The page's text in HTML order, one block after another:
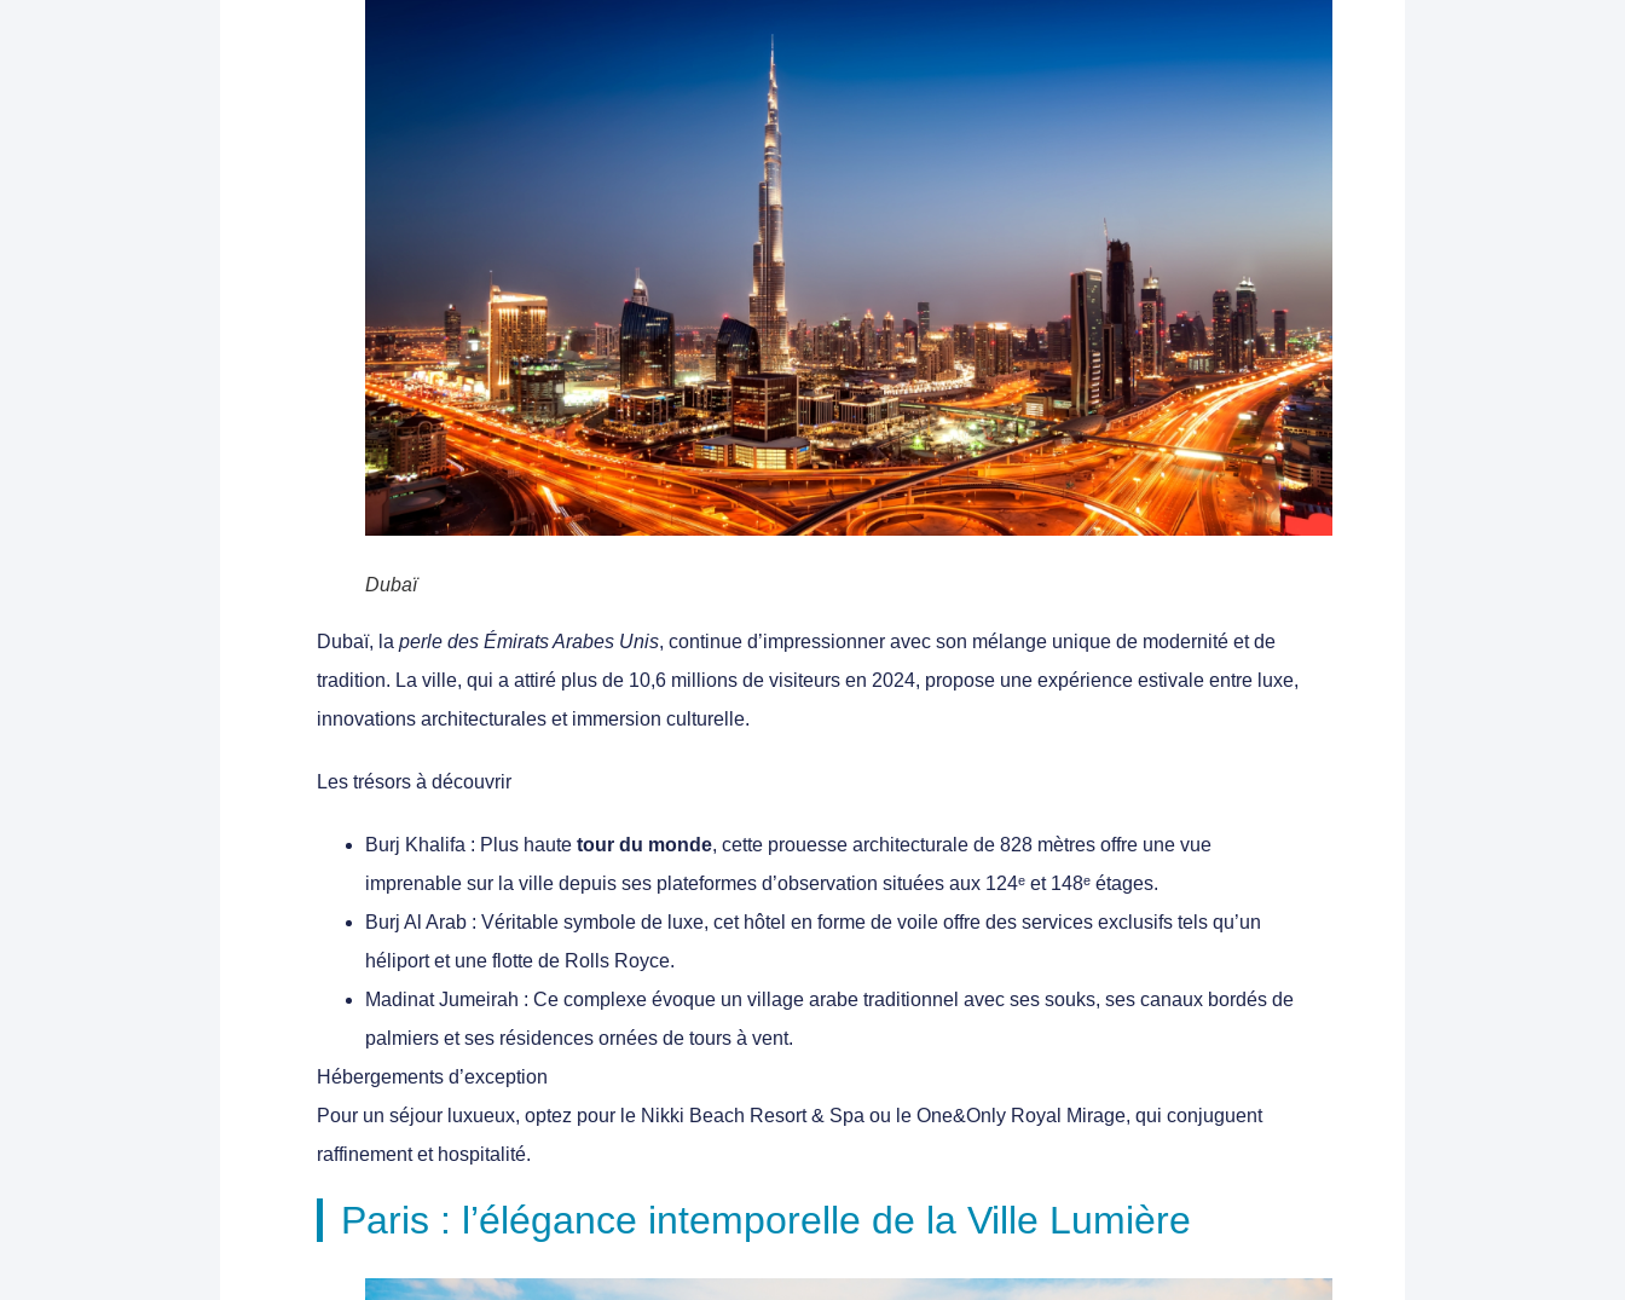
Dubaï
Dubaï, la perle des Émirats Arabes Unis, continue d’impressionner avec son mélange unique de modernité et de
tradition. La ville, qui a attiré plus de 10,6 millions de visiteurs en 2024, propose une expérience estivale entre luxe,
innovations architecturales et immersion culturelle.
Les trésors à découvrir
Burj Khalifa : Plus haute tour du monde, cette prouesse architecturale de 828 mètres offre une vue
imprenable sur la ville depuis ses plateformes d’observation situées aux 124ᵉ et 148ᵉ étages.
Burj Al Arab : Véritable symbole de luxe, cet hôtel en forme de voile offre des services exclusifs tels qu’un
héliport et une flotte de Rolls Royce.
Madinat Jumeirah : Ce complexe évoque un village arabe traditionnel avec ses souks, ses canaux bordés de
palmiers et ses résidences ornées de tours à vent.
Hébergements d’exception
Pour un séjour luxueux, optez pour le Nikki Beach Resort & Spa ou le One&Only Royal Mirage, qui conjuguent
raffinement et hospitalité.
Paris : l’élégance intemporelle de la Ville Lumière